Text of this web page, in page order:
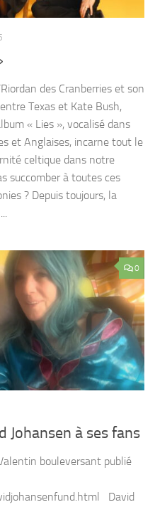
des Cranberries et son
Texas et Kate Bush,
« Lies », vocalisé dans
et Anglaises, incarne tout le
celtique dans notre
succomber à toutes ces
? Depuis toujours, la
0
Johansen à ses fans
bouleversant publié
David